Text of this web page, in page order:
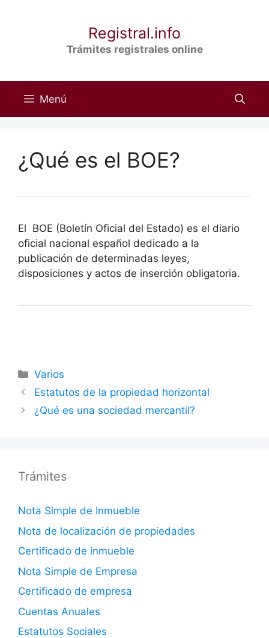
Registral.info
Trámites registrales online
Menú
¿Qué es el BOE?
El BOE (Boletín Oficial del Estado) es el diario
oficial nacional español dedicado a la
publicación de determinadas leyes,
disposiciones y actos de inserción obligatoria.
Categorías
Varios
Estatutos de la propiedad horizontal
¿Qué es una sociedad mercantil?
Trámites
Nota Simple de Inmueble
Nota de localización de propiedades
Certificado de inmueble
Nota Simple de Empresa
Certificado de empresa
Cuentas Anuales
Estatutos Sociales